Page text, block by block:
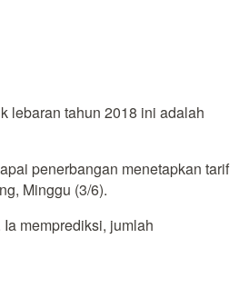
lebaran tahun 2018 ini adalah
penerbangan menetapkan tarif
Minggu (3/6).
memprediksi, jumlah